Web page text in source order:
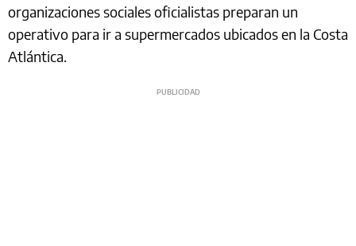
organizaciones sociales oficialistas preparan un
operativo para ir a supermercados ubicados en la Costa
Atlántica.